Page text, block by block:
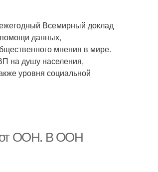
Всемирный доклад
данных,
мнения в мире.
на душу населения,
уровня социальной
от ООН. В ООН